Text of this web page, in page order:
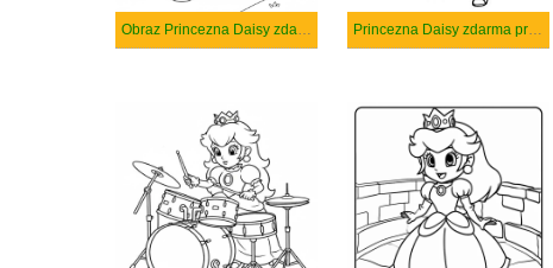
Obraz Princezna Daisy zdarma Princezna Daisy zdarma prostý